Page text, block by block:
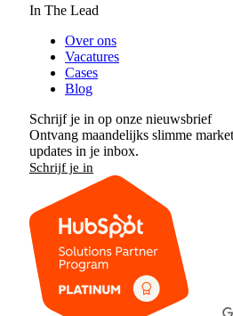
In The Lead
Over ons
Vacatures
Cases
Blog
Schrijf je in op onze nieuwsbrief
Ontvang maandelijks slimme
updates in je inbox.
Schrijf je in